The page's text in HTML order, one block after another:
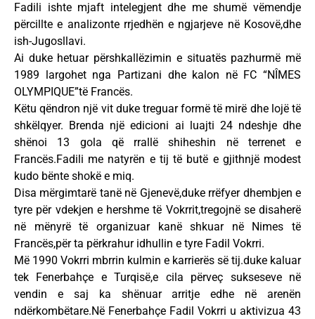
Fadili ishte mjaft intelegjent dhe me shumë vëmendje
përcillte e analizonte rrjedhën e ngjarjeve në Kosovë,dhe
ish-Jugosllavi.
Ai duke hetuar përshkallëzimin e situatës pazhurmë më
1989 largohet nga Partizani dhe kalon në FC “NÎMES
OLYMPIQUE”të Francës.
Këtu qëndron një vit duke treguar formë të mirë dhe lojë të
shkëlqyer. Brenda një edicioni ai luajti 24 ndeshje dhe
shënoi 13 gola që rrallë shiheshin në terrenet e
Francës.Fadili me natyrën e tij të butë e gjithnjë modest
kudo bënte shokë e miq.
Disa mërgimtarë tanë në Gjenevë,duke rrëfyer dhembjen e
tyre për vdekjen e hershme të Vokrrit,tregojnë se disaherë
në mënyrë të organizuar kanë shkuar në Nimes të
Francës,për ta përkrahur idhullin e tyre Fadil Vokrri.
Më 1990 Vokrri mbrrin kulmin e karrierës së tij.duke kaluar
tek Fenerbahçe e Turqisë,e cila përveç sukseseve në
vendin e saj ka shënuar arritje edhe në arenën
ndërkombëtare.Në Fenerbahçe Fadil Vokrri u aktivizua 43